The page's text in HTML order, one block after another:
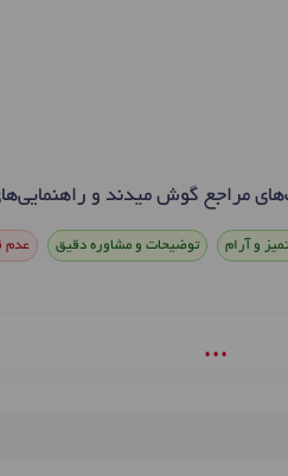
مراجع گوش میدند و
و آرام توضیحات و مشاوره دقیق عدم
• • •